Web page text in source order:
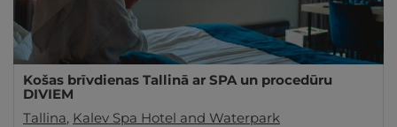
Košas brīvdienas Tallinā ar SPA un procedūru
DIVIEM
Tallina, Kalev Spa Hotel and Waterpark